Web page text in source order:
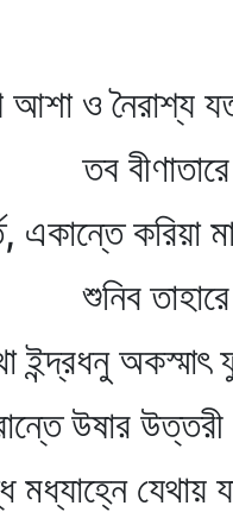
আশা ও নৈরাশ্য
একান্তে করিয়া
ইন্দ্রধনু অকস্মাৎ
উষার উত্তরী
মধ্যাহ্নে যেথায়